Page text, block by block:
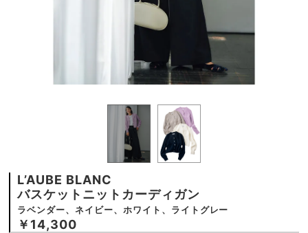
L’AUBE BLANC
バスケットニットカーディガン
ラベンダー、ネイビー、ホワイト、ライトグレー
￥14,300